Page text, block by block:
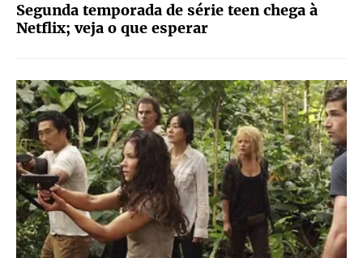
Segunda temporada de série teen chega à
Netflix; veja o que esperar